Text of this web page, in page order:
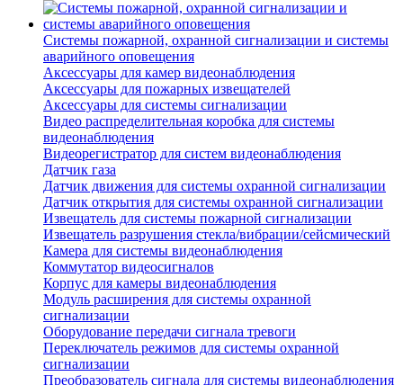
Системы пожарной, охранной сигнализации и системы
аварийного оповещения
Аксессуары для камер видеонаблюдения
Аксессуары для пожарных извещателей
Аксессуары для системы сигнализации
Видео распределительная коробка для системы
видеонаблюдения
Видеорегистратор для систем видеонаблюдения
Датчик газа
Датчик движения для системы охранной сигнализации
Датчик открытия для системы охранной сигнализации
Извещатель для системы пожарной сигнализации
Извещатель разрушения стекла/вибрации/сейсмический
Камера для системы видеонаблюдения
Коммутатор видеосигналов
Корпус для камеры видеонаблюдения
Модуль расширения для системы охранной
сигнализации
Оборудование передачи сигнала тревоги
Переключатель режимов для системы охранной
сигнализации
Преобразователь сигнала для системы видеонаблюдения